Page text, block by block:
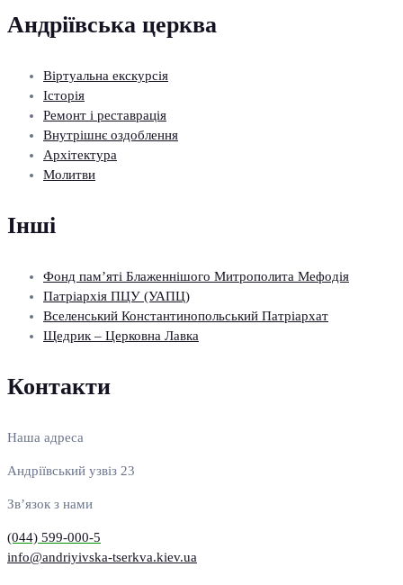
Андріївська церква
Віртуальна екскурсія
Історія
Ремонт і реставрація
Внутрішнє оздоблення
Архітектура
Молитви
Інші
Фонд пам’яті Блаженнішого Митрополита Мефодія
Патріархія ПЦУ (УАПЦ)
Вселенський Константинопольський Патріархат
Щедрик – Церковна Лавка
Контакти
Наша адреса
Андріївський узвіз 23
Зв’язок з нами
(044) 599-000-5
info@andriyivska-tserkva.kiev.ua